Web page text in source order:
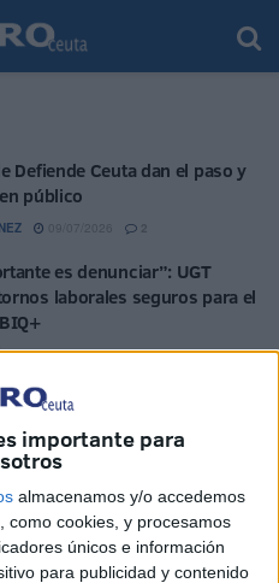
importante para
almacenamos y/o accedemos
como cookies, y procesamos
únicos e información
para publicidad y contenido
Defiende Ceuta dan el paso y
público
09/07/2026 2
es denunciar”: UGT
laborales seguros para el
06/07/2026 5
en la Biblioteca Adolfo
17/06/2026 1
en adolescentes: claves
y actuar a tiempo
15/06/2026 3